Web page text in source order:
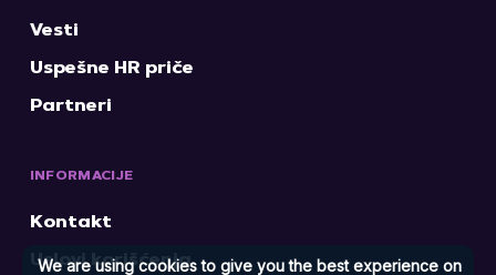
Vesti
Uspešne HR priče
Partneri
INFORMACIJE
Kontakt
Uslovi korišćenja
We are using cookies to give you the best experience on